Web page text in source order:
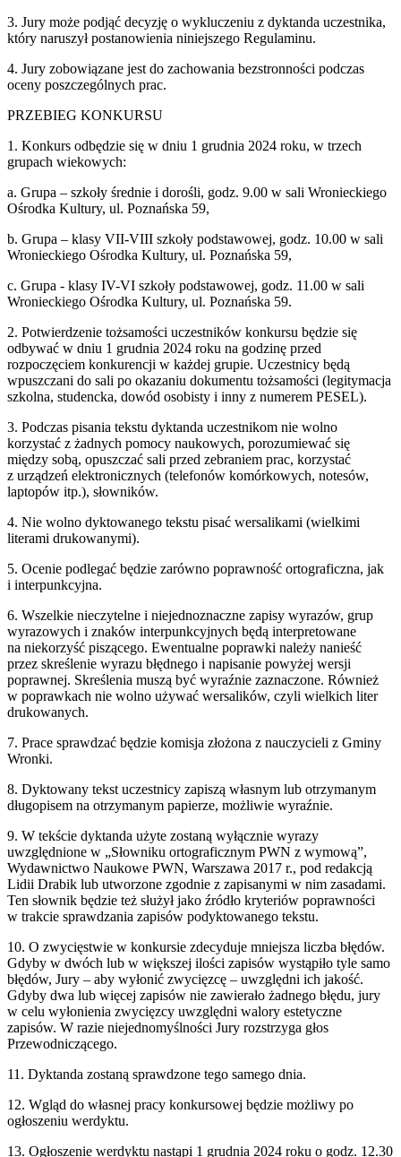
3. Jury może podjąć decyzję o wykluczeniu z dyktanda uczestnika,
który naruszył postanowienia niniejszego Regulaminu.
4. Jury zobowiązane jest do zachowania bezstronności podczas
oceny poszczególnych prac.
PRZEBIEG KONKURSU
1. Konkurs odbędzie się w dniu 1 grudnia 2024 roku, w trzech
grupach wiekowych:
a. Grupa – szkoły średnie i dorośli, godz. 9.00 w sali Wronieckiego
Ośrodka Kultury, ul. Poznańska 59,
b. Grupa – klasy VII-VIII szkoły podstawowej, godz. 10.00 w sali
Wronieckiego Ośrodka Kultury, ul. Poznańska 59,
c. Grupa - klasy IV-VI szkoły podstawowej, godz. 11.00 w sali
Wronieckiego Ośrodka Kultury, ul. Poznańska 59.
2. Potwierdzenie tożsamości uczestników konkursu będzie się
odbywać w dniu 1 grudnia 2024 roku na godzinę przed
rozpoczęciem konkurencji w każdej grupie. Uczestnicy będą
wpuszczani do sali po okazaniu dokumentu tożsamości (legitymacja
szkolna, studencka, dowód osobisty i inny z numerem PESEL).
3. Podczas pisania tekstu dyktanda uczestnikom nie wolno
korzystać z żadnych pomocy naukowych, porozumiewać się
między sobą, opuszczać sali przed zebraniem prac, korzystać
z urządzeń elektronicznych (telefonów komórkowych, notesów,
laptopów itp.), słowników.
4. Nie wolno dyktowanego tekstu pisać wersalikami (wielkimi
literami drukowanymi).
5. Ocenie podlegać będzie zarówno poprawność ortograficzna, jak
i interpunkcyjna.
6. Wszelkie nieczytelne i niejednoznaczne zapisy wyrazów, grup
wyrazowych i znaków interpunkcyjnych będą interpretowane
na niekorzyść piszącego. Ewentualne poprawki należy nanieść
przez skreślenie wyrazu błędnego i napisanie powyżej wersji
poprawnej. Skreślenia muszą być wyraźnie zaznaczone. Również
w poprawkach nie wolno używać wersalików, czyli wielkich liter
drukowanych.
7. Prace sprawdzać będzie komisja złożona z nauczycieli z Gminy
Wronki.
8. Dyktowany tekst uczestnicy zapiszą własnym lub otrzymanym
długopisem na otrzymanym papierze, możliwie wyraźnie.
9. W tekście dyktanda użyte zostaną wyłącznie wyrazy
uwzględnione w „Słowniku ortograficznym PWN z wymową”,
Wydawnictwo Naukowe PWN, Warszawa 2017 r., pod redakcją
Lidii Drabik lub utworzone zgodnie z zapisanymi w nim zasadami.
Ten słownik będzie też służył jako źródło kryteriów poprawności
w trakcie sprawdzania zapisów podyktowanego tekstu.
10. O zwycięstwie w konkursie zdecyduje mniejsza liczba błędów.
Gdyby w dwóch lub w większej ilości zapisów wystąpiło tyle samo
błędów, Jury – aby wyłonić zwycięzcę – uwzględni ich jakość.
Gdyby dwa lub więcej zapisów nie zawierało żadnego błędu, jury
w celu wyłonienia zwycięzcy uwzględni walory estetyczne
zapisów. W razie niejednomyślności Jury rozstrzyga głos
Przewodniczącego.
11. Dyktanda zostaną sprawdzone tego samego dnia.
12. Wgląd do własnej pracy konkursowej będzie możliwy po
ogłoszeniu werdyktu.
13. Ogłoszenie werdyktu nastąpi 1 grudnia 2024 roku o godz. 12.30